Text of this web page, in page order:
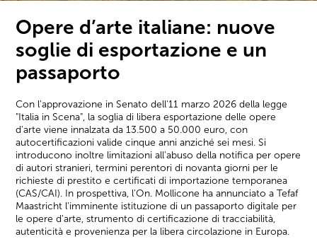
Opere d’arte italiane: nuove
soglie di esportazione e un
passaporto
Con l'approvazione in Senato dell'11 marzo 2026 della legge
"Italia in Scena", la soglia di libera esportazione delle opere
d'arte viene innalzata da 13.500 a 50.000 euro, con
autocertificazioni valide cinque anni anziché sei mesi. Si
introducono inoltre limitazioni all'abuso della notifica per opere
di autori stranieri, termini perentori di novanta giorni per le
richieste di prestito e certificati di importazione temporanea
(CAS/CAI). In prospettiva, l'On. Mollicone ha annunciato a Tefaf
Maastricht l'imminente istituzione di un passaporto digitale per
le opere d'arte, strumento di certificazione di tracciabilità,
autenticità e provenienza per la libera circolazione in Europa.